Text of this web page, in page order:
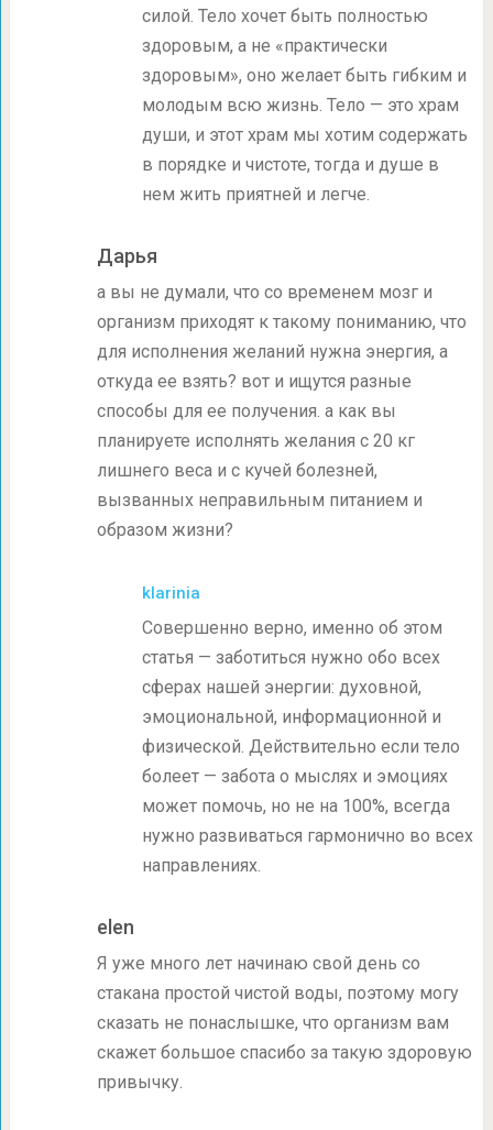
силой. Тело хочет быть полностью
здоровым, а не «практически
здоровым», оно желает быть гибким и
молодым всю жизнь. Тело — это храм
души, и этот храм мы хотим содержать
в порядке и чистоте, тогда и душе в
нем жить приятней и легче.
Дарья
а вы не думали, что со временем мозг и
организм приходят к такому пониманию, что
для исполнения желаний нужна энергия, а
откуда ее взять? вот и ищутся разные
способы для ее получения. а как вы
планируете исполнять желания с 20 кг
лишнего веса и с кучей болезней,
вызванных неправильным питанием и
образом жизни?
klarinia
Совершенно верно, именно об этом
статья — заботиться нужно обо всех
сферах нашей энергии: духовной,
эмоциональной, информационной и
физической. Действительно если тело
болеет — забота о мыслях и эмоциях
может помочь, но не на 100%, всегда
нужно развиваться гармонично во всех
направлениях.
elen
Я уже много лет начинаю свой день со
стакана простой чистой воды, поэтому могу
сказать не понаслышке, что организм вам
скажет большое спасибо за такую здоровую
привычку.